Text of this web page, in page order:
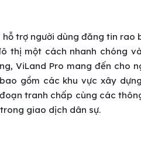
trợ người dùng đăng tin rao
thị một cách nhanh chóng
ViLand Pro mang đến cho
gồm các khu vực xây
tranh chấp cùng các
giao dịch dân sự.